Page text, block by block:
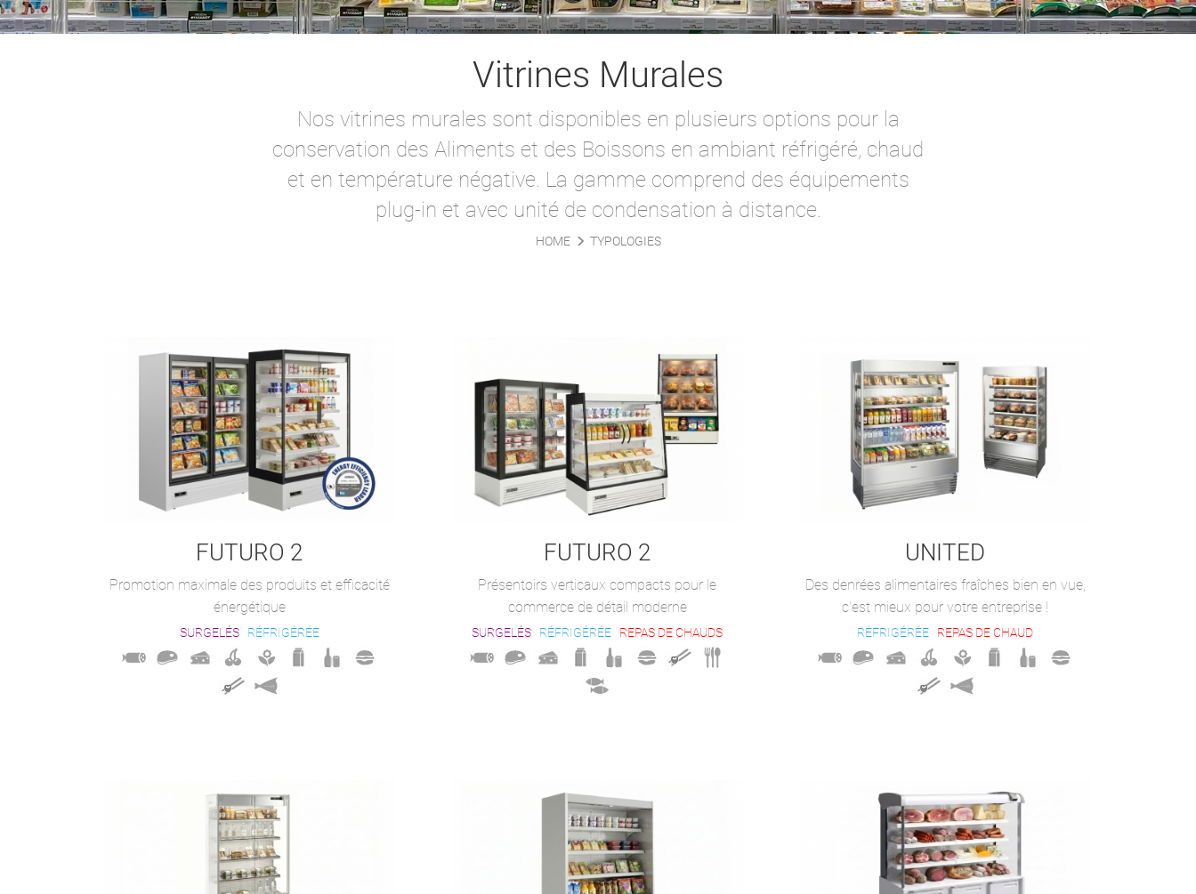
Vitrines Murales
Nos vitrines murales sont disponibles en plusieurs options pour la
conservation des Aliments et des Boissons en ambiant réfrigéré, chaud
et en température négative. La gamme comprend des équipements
plug-in et avec unité de condensation à distance.
HOME TYPOLOGIES
FUTURO 2
Promotion maximale des produits et efficacité
énergétique
SURGELÉS RÉFRIGÉRÉE
FUTURO 2
Présentoirs verticaux compacts pour le
commerce de détail moderne
SURGELÉS RÉFRIGÉRÉE REPAS DE CHAUDS
UNITED
Des denrées alimentaires fraîches bien en vue,
c'est mieux pour votre entreprise !
RÉFRIGÉRÉE REPAS DE CHAUD